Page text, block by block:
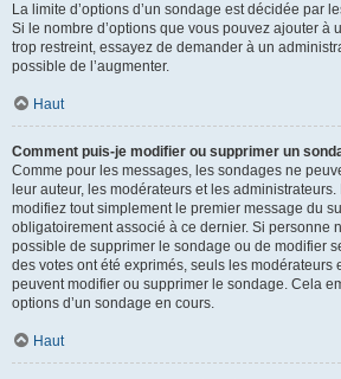
La limite d’options d’un sondage est décidée par
Si le nombre d’options que vous pouvez ajouter à
trop restreint, essayez de demander à un
possible de l’augmenter.
Haut
Comment puis-je modifier ou supprimer un
Comme pour les messages, les sondages ne
leur auteur, les modérateurs et les
modifiez tout simplement le premier message du
obligatoirement associé à ce dernier. Si personne
possible de supprimer le sondage ou de modifier
des votes ont été exprimés, seuls les modérateurs
peuvent modifier ou supprimer le sondage. Cela
options d’un sondage en cours.
Haut